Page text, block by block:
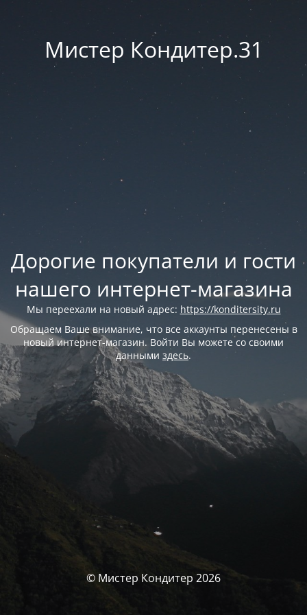
Мистер Кондитер.31
Дорогие покупатели и гости
нашего интернет-магазина
Мы переехали на новый адрес: https://konditersity.ru
Обращаем Ваше внимание, что все аккаунты перенесены в
новый интернет-магазин. Войти Вы можете со своими
данными здесь.
© Мистер Кондитер 2026